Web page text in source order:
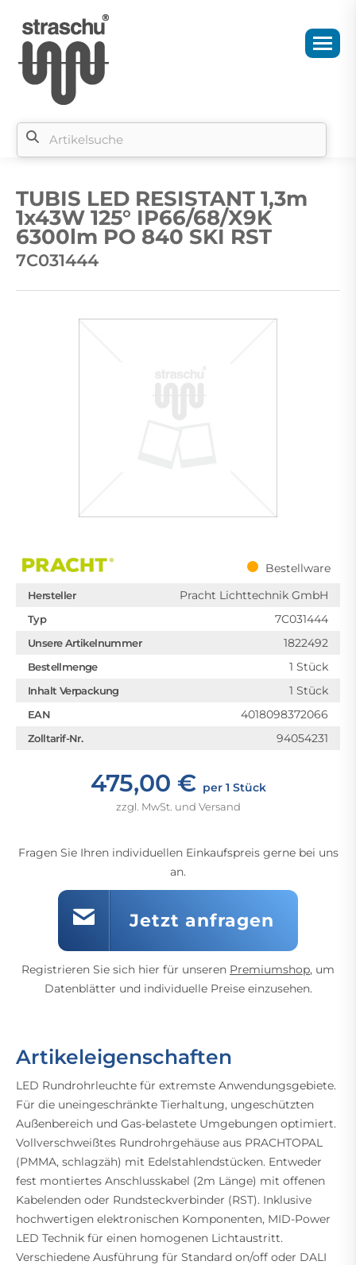
TUBIS LED RESISTANT 1,3m
1x43W 125° IP66/68/X9K
6300lm PO 840 SKI RST
7C031444
Bestellware
Hersteller Pracht Lichttechnik GmbH
Typ 7C031444
Unsere Artikelnummer 1822492
Bestellmenge 1 Stück
Inhalt Verpackung 1 Stück
EAN 4018098372066
Zolltarif-Nr. 94054231
475,00 € per 1 Stück
zzgl. MwSt. und Versand
Fragen Sie Ihren individuellen Einkaufspreis gerne bei uns
an.
Jetzt anfragen
Registrieren Sie sich hier für unseren Premiumshop, um
Datenblätter und individuelle Preise einzusehen.
Artikeleigenschaften
LED Rundrohrleuchte für extremste Anwendungsgebiete.
Für die uneingeschränkte Tierhaltung, ungeschützten
Außenbereich und Gas-belastete Umgebungen optimiert.
Vollverschweißtes Rundrohrgehäuse aus PRACHTOPAL
(PMMA, schlagzäh) mit Edelstahlendstücken. Entweder
fest montiertes Anschlusskabel (2m Länge) mit offenen
Kabelenden oder Rundsteckverbinder (RST). Inklusive
hochwertigen elektronischen Komponenten, MID-Power
LED Technik für einen homogenen Lichtaustritt.
Verschiedene Ausführung für Standard on/off oder DALI